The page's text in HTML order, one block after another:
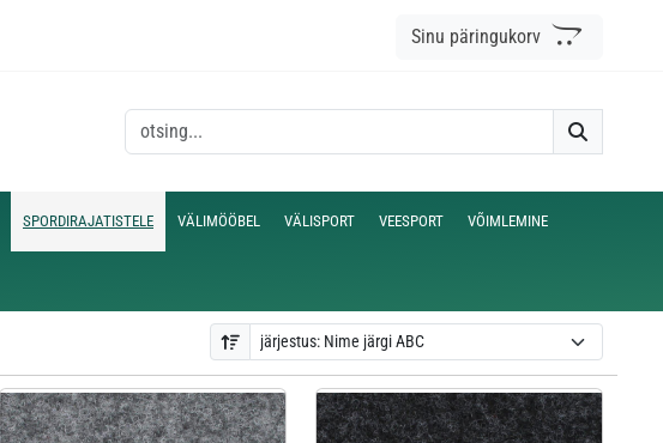
Sinu päringukorv
SPORDIRAJATISTELE VÄLIMÖÖBEL VÄLISPORT VEESPORT VÕIMLEMINE